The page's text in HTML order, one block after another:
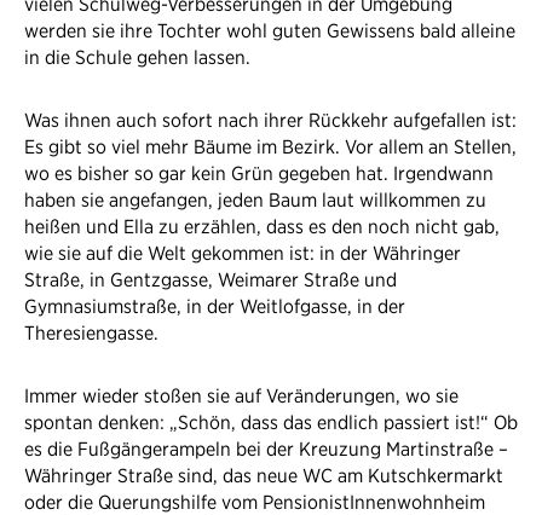
werden sie ihre Tochter wohl guten Gewissens bald alleine
in die Schule gehen lassen.
Was ihnen auch sofort nach ihrer Rückkehr aufgefallen ist:
Es gibt so viel mehr Bäume im Bezirk. Vor allem an Stellen,
wo es bisher so gar kein Grün gegeben hat. Irgendwann
haben sie angefangen, jeden Baum laut willkommen zu
heißen und Ella zu erzählen, dass es den noch nicht gab,
wie sie auf die Welt gekommen ist: in der Währinger
Straße, in Gentzgasse, Weimarer Straße und
Gymnasiumstraße, in der Weitlofgasse, in der
Theresiengasse.
Immer wieder stoßen sie auf Veränderungen, wo sie
spontan denken: „Schön, dass das endlich passiert ist!“ Ob
es die Fußgängerampeln bei der Kreuzung Martinstraße –
Währinger Straße sind, das neue WC am Kutschkermarkt
oder die Querungshilfe vom PensionistInnenwohnheim